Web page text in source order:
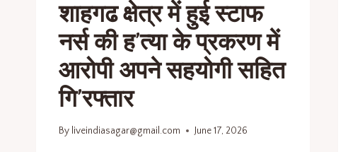
शाहगढ क्षेत्र में हुई स्टाफ
नर्स की ह’त्या के प्रकरण में
आरोपी अपने सहयोगी सहित
गि’रफ्तार
By liveindiasagar@gmail.com June 17, 2026